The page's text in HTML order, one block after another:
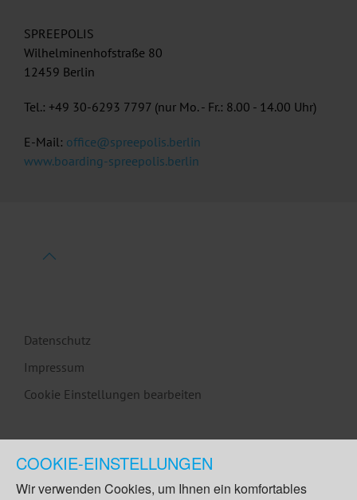
SPREEPOLIS
Wilhelminenhofstraße 80
12459 Berlin
Tel.: +49 30-6293 7797 (nur Mo. - Fr.: 8.00 - 14.00 Uhr)
E-Mail: office@spreepolis.berlin
www.boarding-spreepolis.berlin
Datenschutz
Impressum
Cookie Einstellungen bearbeiten
COOKIE-EINSTELLUNGEN
Wir verwenden Cookies, um Ihnen ein komfortables